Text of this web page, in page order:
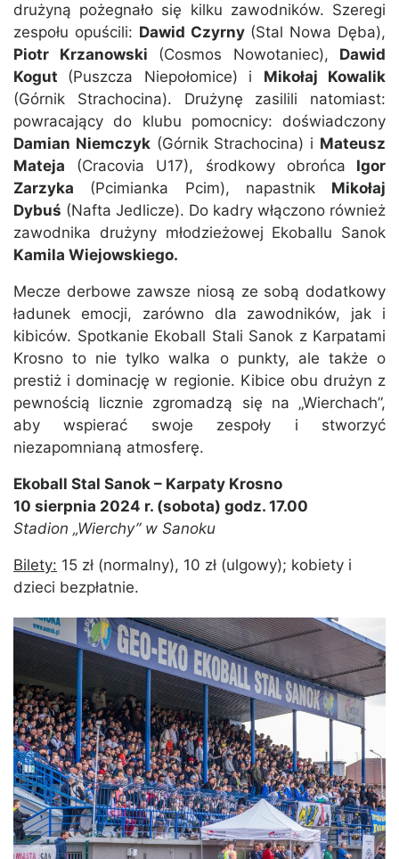
drużyną pożegnało się kilku zawodników. Szeregi
zespołu opuścili: Dawid Czyrny (Stal Nowa Dęba),
Piotr Krzanowski (Cosmos Nowotaniec), Dawid
Kogut (Puszcza Niepołomice) i Mikołaj Kowalik
(Górnik Strachocina). Drużynę zasilili natomiast:
powracający do klubu pomocnicy: doświadczony
Damian Niemczyk(Górnik Strachocina) i Mateusz
Mateja (Cracovia U17), środkowy obrońca Igor
Zarzyka (Pcimianka Pcim), napastnik Mikołaj
Dybuś (Nafta Jedlicze). Do kadry włączono również
zawodnika drużyny młodzieżowej Ekoballu Sanok
Kamila Wiejowskiego.
Mecze derbowe zawsze niosą ze sobą dodatkowy
ładunek emocji, zarówno dla zawodników, jak i
kibiców. Spotkanie Ekoball Stali Sanok z Karpatami
Krosno to nie tylko walka o punkty, ale także o
prestiż i dominację w regionie. Kibice obu drużyn z
pewnością licznie zgromadzą się na „Wierchach”,
aby wspierać swoje zespoły i stworzyć
niezapomnianą atmosferę.
Ekoball Stal Sanok – Karpaty Krosno
10 sierpnia 2024 r. (sobota) godz. 17.00
Stadion „Wierchy” w Sanoku
Bilety: 15 zł (normalny), 10 zł (ulgowy); kobiety i
dzieci bezpłatnie.